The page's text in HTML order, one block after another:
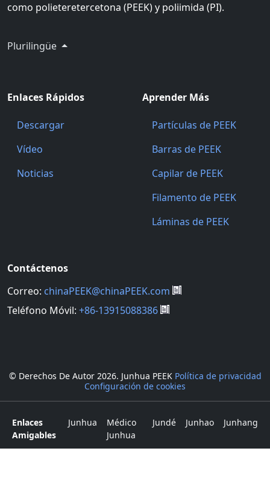
como polieteretercetona (PEEK) y poliimida (PI).
Plurilingüe
Enlaces Rápidos
Descargar
Vídeo
Noticias
Aprender Más
Partículas de PEEK
Barras de PEEK
Capilar de PEEK
Filamento de PEEK
Láminas de PEEK
Contáctenos
Correo: chinaPEEK@chinaPEEK.com
Teléfono Móvil: +86-13915088386
© Derechos De Autor 2026. Junhua PEEK Política de privacidad
Configuración de cookies
Enlaces
Amigables
Junhua
Médico
Junhua
Jundé Junhao Junhang